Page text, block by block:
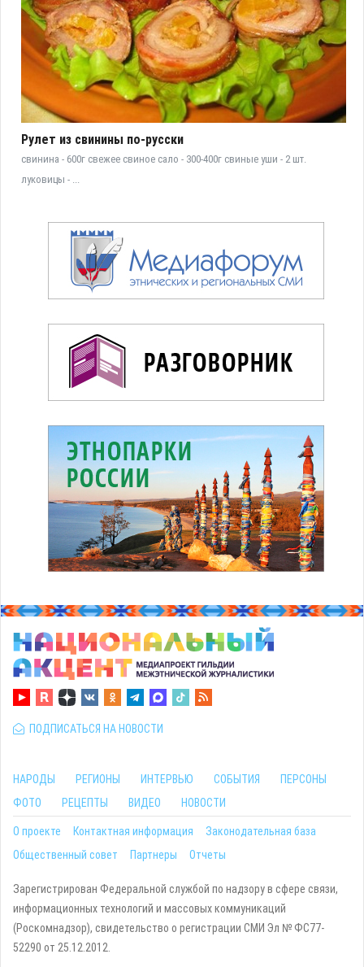
Рулет из свинины по-русски
свинина - 600г свежее свиное сало - 300-400г свиные уши - 2 шт.
луковицы - ...
ПОДПИСАТЬСЯ НА НОВОСТИ
НАРОДЫ РЕГИОНЫ ИНТЕРВЬЮ СОБЫТИЯ
ПЕРСОНЫ
ФОТО
РЕЦЕПТЫ ВИДЕО НОВОСТИ
О проекте Контактная информация
Законодательная база
Общественный совет
Партнеры Отчеты
Зарегистрирован Федеральной службой по надзору в сфере связи,
информационных технологий и массовых коммуникаций
(Роскомнадзор), свидетельство о регистрации СМИ Эл № ФС77-
52290 от 25.12.2012.